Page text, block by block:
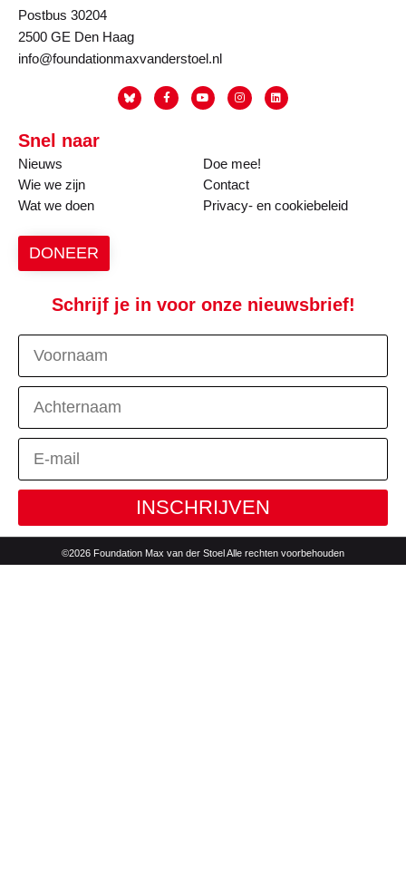
Postbus 30204
2500 GE Den Haag
info@foundationmaxvanderstoel.nl
Snel naar
Nieuws
Wie we zijn
Wat we doen
Doe mee!
Contact
Privacy- en cookiebeleid
DONEER
Schrijf je in voor onze nieuwsbrief!
INSCHRIJVEN
©2026 Foundation Max van der Stoel Alle rechten voorbehouden